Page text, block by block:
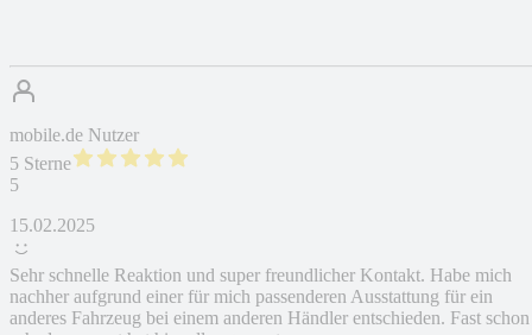
mobile.de Nutzer
5 Sterne
5
15.02.2025
Sehr schnelle Reaktion und super freundlicher Kontakt. Habe mich
nachher aufgrund einer für mich passenderen Ausstattung für ein
anderes Fahrzeug bei einem anderen Händler entschieden. Fast schon